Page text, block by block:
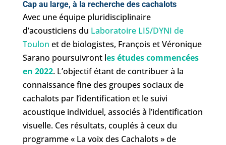
Cap au large, à la recherche des cachalots
Avec une équipe pluridisciplinaire
d’acousticiens du Laboratoire LIS/DYNI de
Toulon et de biologistes, François et Véronique
Sarano poursuivront les études commencées
en 2022. L’objectif étant de contribuer à la
connaissance fine des groupes sociaux de
cachalots par l’identification et le suivi
acoustique individuel, associés à l’identification
visuelle. Ces résultats, couplés à ceux du
programme « La voix des Cachalots » de